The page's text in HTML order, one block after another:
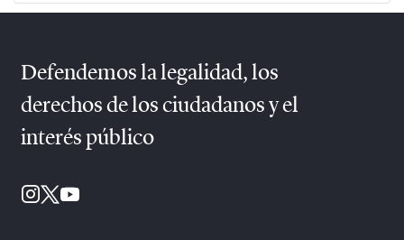
Defendemos la legalidad, los
derechos de los ciudadanos y el
interés público